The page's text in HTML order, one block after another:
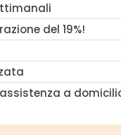
del 19%!
a